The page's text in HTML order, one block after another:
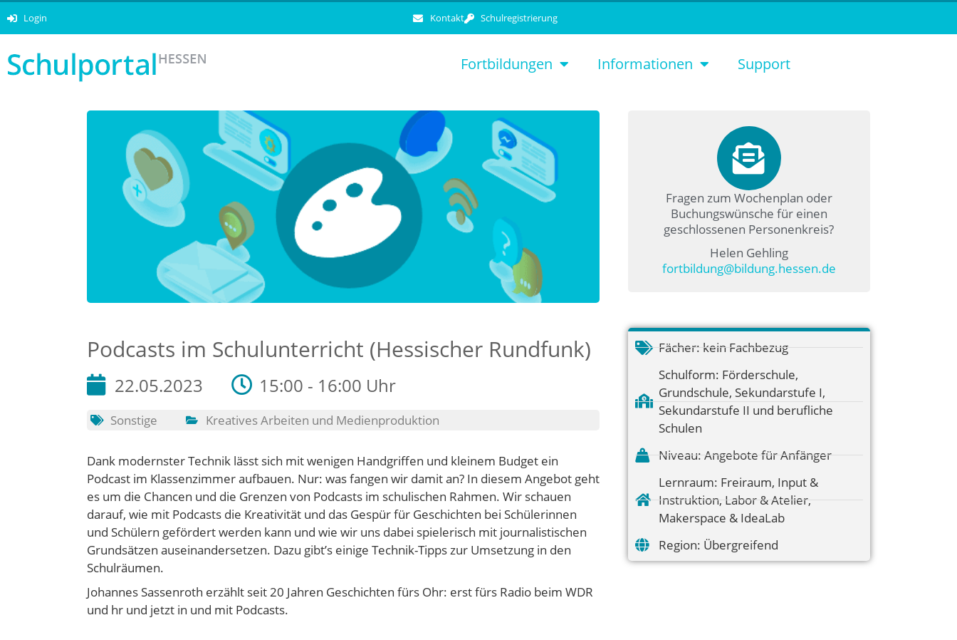
Login Kontakt Schulregistrierung
Fortbildungen Informationen Support
Podcasts im Schulunterricht (Hessischer Rundfunk)
22.05.2023 15:00 - 16:00 Uhr
Sonstige Kreatives Arbeiten und Medienproduktion
Dank modernster Technik lässt sich mit wenigen Handgriffen und kleinem Budget ein
Podcast im Klassenzimmer aufbauen. Nur: was fangen wir damit an? In diesem Angebot geht
es um die Chancen und die Grenzen von Podcasts im schulischen Rahmen. Wir schauen
darauf, wie mit Podcasts die Kreativität und das Gespür für Geschichten bei Schülerinnen
und Schülern gefördert werden kann und wie wir uns dabei spielerisch mit journalistischen
Grundsätzen auseinandersetzen. Dazu gibt’s einige Technik-Tipps zur Umsetzung in den
Schulräumen.
Johannes Sassenroth erzählt seit 20 Jahren Geschichten fürs Ohr: erst fürs Radio beim WDR
und hr und jetzt in und mit Podcasts.
Fragen zum Wochenplan oder
Buchungswünsche für einen
geschlossenen Personenkreis?
Helen Gehling
fortbildung@bildung.hessen.de
Fächer: kein Fachbezug
Schulform: Förderschule,
Grundschule, Sekundarstufe I,
Sekundarstufe II und berufliche
Schulen
Niveau: Angebote für Anfänger
Lernraum: Freiraum, Input &
Instruktion, Labor & Atelier,
Makerspace & IdeaLab
Region: Übergreifend